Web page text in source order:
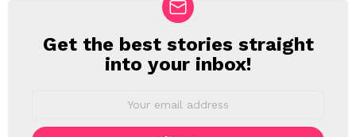
NEWSLETTER
Get the best stories straight
into your inbox!